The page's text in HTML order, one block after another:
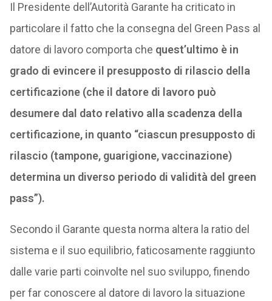
Il Presidente dell’Autorità Garante ha criticato in
particolare il fatto che la consegna del Green Pass al
datore di lavoro comporta che quest’ultimo è in
grado di evincere il presupposto di rilascio della
certificazione (che il datore di lavoro può
desumere dal dato relativo alla scadenza della
certificazione, in quanto “ciascun presupposto di
rilascio (tampone, guarigione, vaccinazione)
determina un diverso periodo di validità del green
pass”).
Secondo il Garante questa norma altera la ratio del
sistema e il suo equilibrio, faticosamente raggiunto
dalle varie parti coinvolte nel suo sviluppo, finendo
per far conoscere al datore di lavoro la situazione